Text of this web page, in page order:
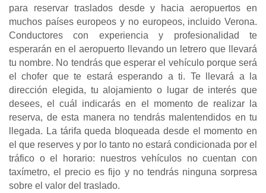
para reservar traslados desde y hacia aeropuertos en
muchos países europeos y no europeos, incluido Verona.
Conductores con experiencia y profesionalidad te
esperarán en el aeropuerto llevando un letrero que llevará
tu nombre. No tendrás que esperar el vehículo porque será
el chofer que te estará esperando a ti. Te llevará a la
dirección elegida, tu alojamiento o lugar de interés que
desees, el cuál indicarás en el momento de realizar la
reserva, de esta manera no tendrás malentendidos en tu
llegada. La tárifa queda bloqueada desde el momento en
el que reserves y por lo tanto no estará condicionada por el
tráfico o el horario: nuestros vehículos no cuentan con
taxímetro, el precio es fijo y no tendrás ninguna sorpresa
sobre el valor del traslado.